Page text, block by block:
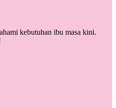
kebutuhan ibu masa kini.